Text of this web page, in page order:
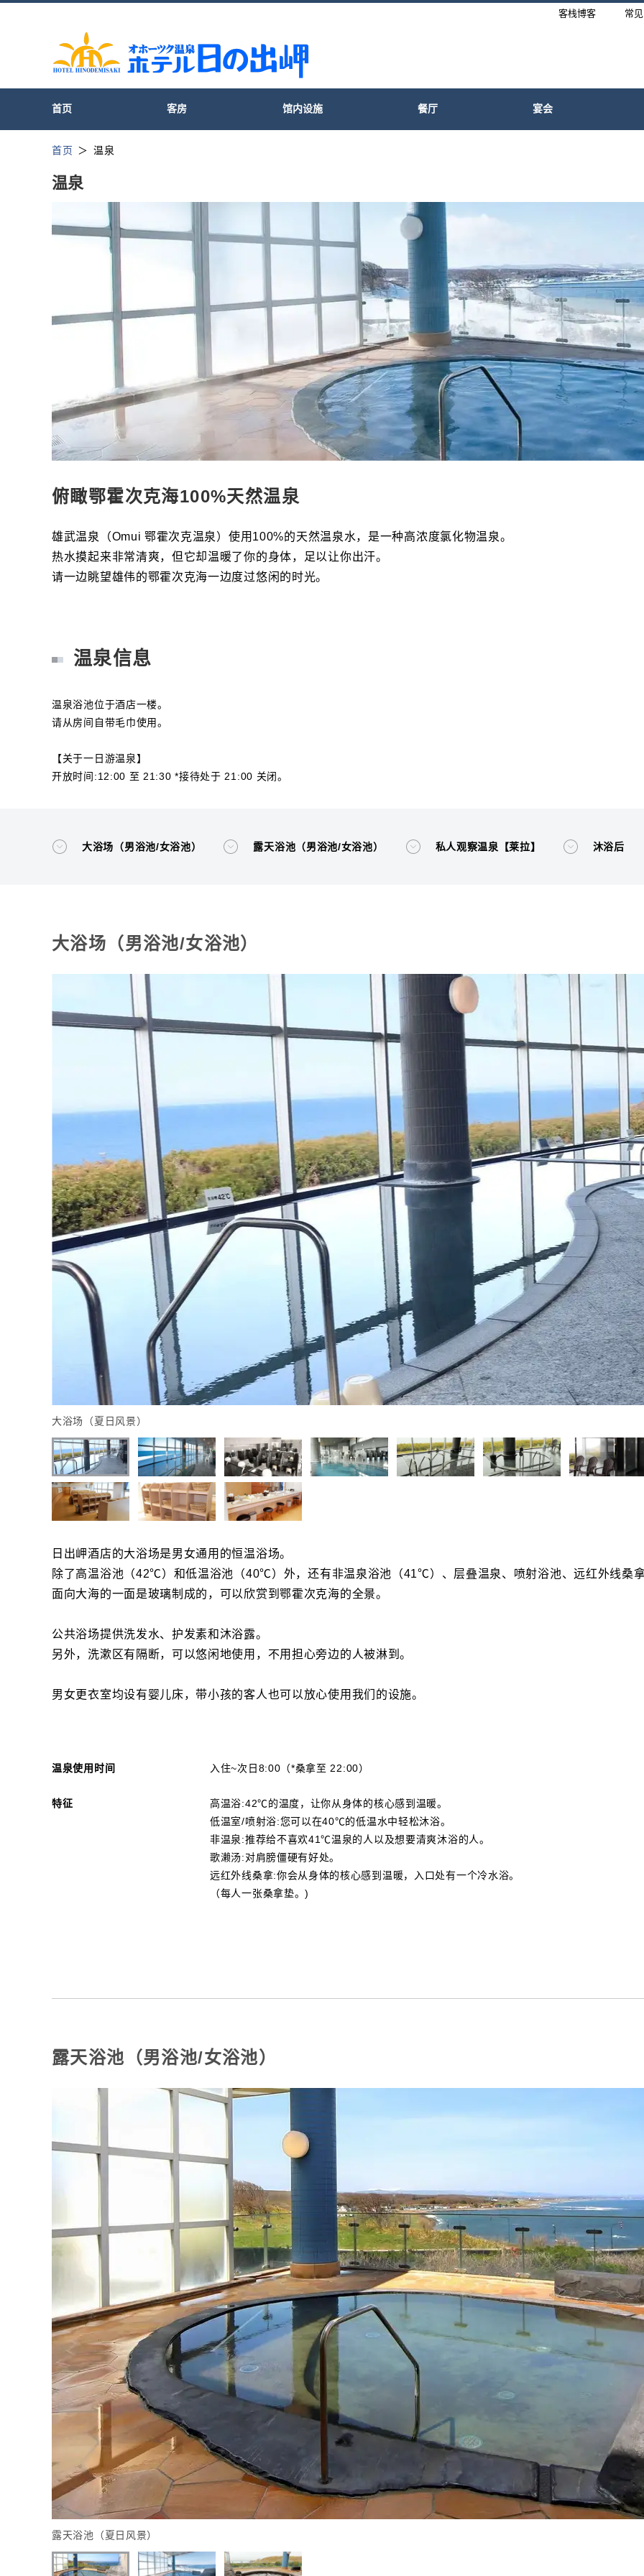
客栈博客 常
首页 客房 馆内设施 餐厅 宴会
首页 温泉
温泉
俯瞰鄂霍次克海100%天然温泉
雄武温泉（Omui 鄂霍次克温泉）使用100%的天然温泉水，是一种高浓度氯化物温泉。
热水摸起来非常清爽，但它却温暖了你的身体，足以让你出汗。
请一边眺望雄伟的鄂霍次克海一边度过悠闲的时光。
温泉信息
温泉浴池位于酒店一楼。
请从房间自带毛巾使用。
【关于一日游温泉】
开放时间:12:00 至 21:30 *接待处于 21:00 关闭。
大浴场（男浴池/女浴池） 露天浴池（男浴池/女浴池） 私人观察温泉【莱拉】 沐浴后
大浴场（男浴池/女浴池）
大浴场（夏日风景）
日出岬酒店的大浴场是男女通用的恒温浴场。
除了高温浴池（42℃）和低温浴池（40℃）外，还有非温泉浴池（41℃）、层叠温泉、喷射浴池、远红外线桑
面向大海的一面是玻璃制成的，可以欣赏到鄂霍次克海的全景。
公共浴场提供洗发水、护发素和沐浴露。
另外，洗漱区有隔断，可以悠闲地使用，不用担心旁边的人被淋到。
男女更衣室均设有婴儿床，带小孩的客人也可以放心使用我们的设施。
温泉使用时间 入住~次日8:00（*桑拿至 22:00）
特征
高温浴:42℃的温度，让你从身体的核心感到温暖。
低温室/喷射浴:您可以在40℃的低温水中轻松沐浴。
非温泉:推荐给不喜欢41℃温泉的人以及想要清爽沐浴的人。
歌濑汤:对肩膀僵硬有好处。
远红外线桑拿:你会从身体的核心感到温暖，入口处有一个冷水浴。
（每人一张桑拿垫。)
露天浴池（男浴池/女浴池）
露天浴池（夏日风景）